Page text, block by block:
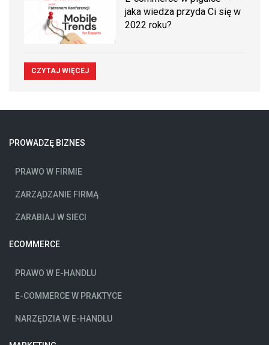
jaka wiedza przyda Ci się w
2022 roku?
CZYTAJ WIĘCEJ
PROWADZĘ BIZNES
PRAWO W FIRMIE
ZARZĄDZANIE FIRMĄ
ZARABIAJ W SIECI
ECOMMERCE
PRAWO W E-HANDLU
E-COMMERCE W PRAKTYCE
NARZĘDZIA W E-HANDLU